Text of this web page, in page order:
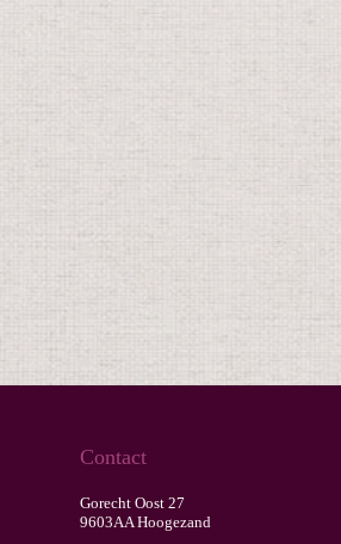
Contact
Gorecht Oost 27
9603AA Hoogezand